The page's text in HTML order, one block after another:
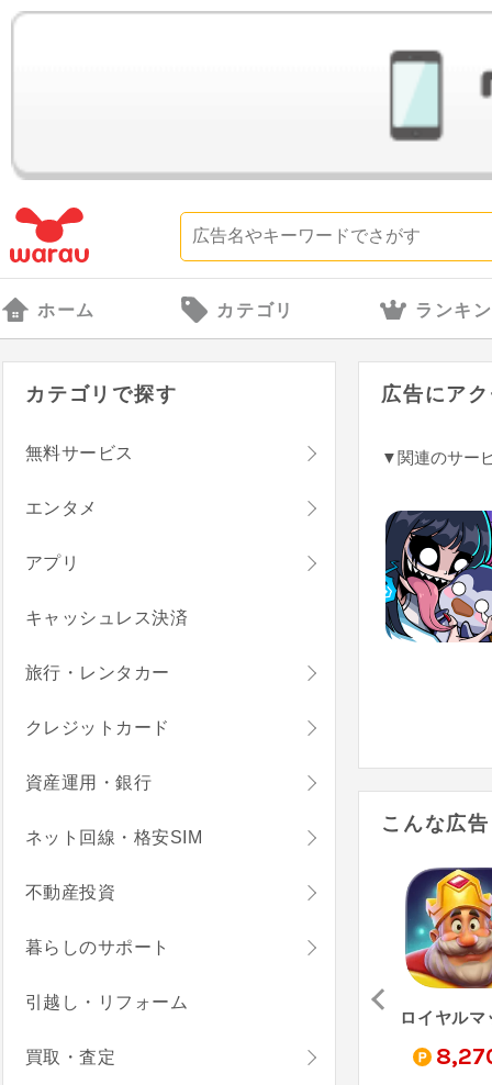
ホーム カテゴリ ランキ
広告にア
▼関連のサー
こんな広
2,300 16,760
カテゴリで探す
無料サービス
エンタメ
アプリ
キャッシュレス決済
旅行・レンタカー
クレジットカード
資産運用・銀行
ネット回線・格安SIM
不動産投資
暮らしのサポート
引越し・リフォーム
買取・査定